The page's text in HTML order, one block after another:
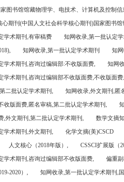
图书馆馆藏物理学、电技术、计算机及控制
心期刊(中国人文社会科学核心期刊)国家图书馆
学术期刊,有审稿费
知网收录,第一批认定
知网收录,第一批认定学术期刊
知
学术期刊,咨询过编辑部:不收版面费,
知网
学术期刊,咨询过编辑部不收版面费,不收版面
二批认定学术期刊,
知网收录,外文期刊,匿
收版面费,匿名审稿,第二批认定学术期刊,
,外文期刊,第二批认定学术期刊,
数学文摘
学术期刊,外文期刊,
化学文摘(美)CSCD
人文核心（2018年版）,
CSSCI扩展版（
学术期刊,咨询过编辑部不收版面费,
偏重
2020）,
知网收录,第一批认定学术期刊,